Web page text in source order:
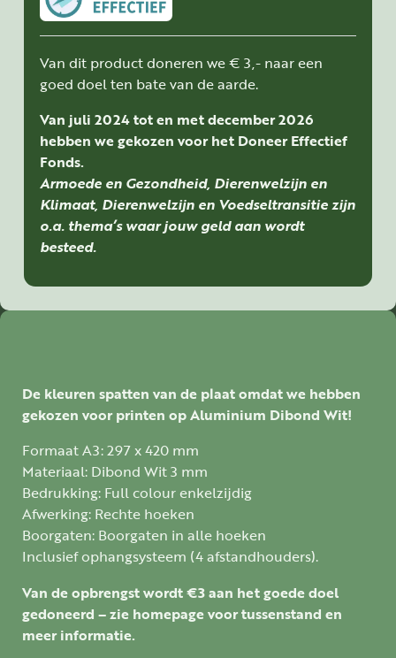
Van dit product doneren we € 3,- naar een
goed doel ten bate van de aarde.
Van juli 2024 tot en met december 2026
hebben we gekozen voor het Doneer Effectief
Fonds.
Armoede en Gezondheid, Dierenwelzijn en
Klimaat, Dierenwelzijn en Voedseltransitie zijn
o.a. thema’s waar jouw geld aan wordt
besteed.
De kleuren spatten van de plaat omdat we hebben
gekozen voor printen op Aluminium Dibond Wit!
Formaat A3: 297 x 420 mm
Materiaal: Dibond Wit 3 mm
Bedrukking: Full colour enkelzijdig
Afwerking: Rechte hoeken
Boorgaten: Boorgaten in alle hoeken
Inclusief ophangsysteem (4 afstandhouders).
Van de opbrengst wordt €3 aan het goede doel
gedoneerd – zie homepage voor tussenstand en
meer informatie.